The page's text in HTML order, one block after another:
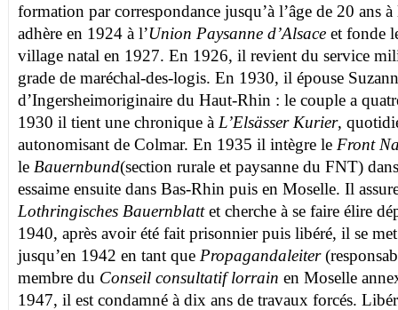
formation par correspondance jusqu’à l’âge de 20 ans
adhère en 1924 à l’Union Paysanne d’Alsace et fonde
village natal en 1927. En 1926, il revient du service
grade de maréchal-des-logis. En 1930, il épouse
d’Ingersheimoriginaire du Haut-Rhin : le couple a
1930 il tient une chronique à L’Elsässer Kurier,
autonomisant de Colmar. En 1935 il intègre le Front
le Bauernbund(section rurale et paysanne du FNT)
essaime ensuite dans Bas-Rhin puis en Moselle. Il
Lothringisches Bauernblattet cherche à se faire élire
1940, après avoir été fait prisonnier puis libéré, il se
jusqu’en 1942 en tant que Propagandaleiter
membre du Conseil consultatif lorrain en Moselle
1947, il est condamné à dix ans de travaux forcés.